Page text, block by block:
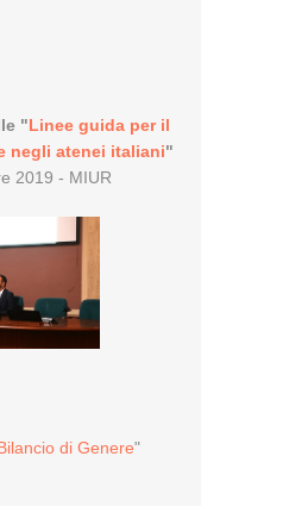
"Linee guida per il
negli atenei italiani"
2019 - MIUR
di Genere"